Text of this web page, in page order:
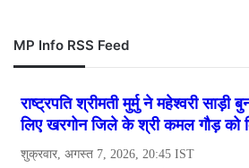
MP Info RSS Feed